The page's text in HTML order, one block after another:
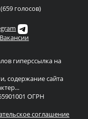
голосов)
Вакансии
гиперссылка на
содержание сайта
ОГРН
соглашение